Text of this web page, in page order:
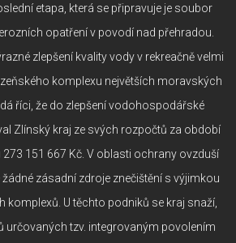
etapa, která se připravuje je soubor
opatření v povodí nad přehradou.
zlepšení kvality vody v rekreačně velmi
komplexu největších moravských
říci, že do zlepšení vodohospodářské
Zlínský kraj ze svých rozpočtů za období
151 667 Kč. V oblasti ochrany ovzduší
zásadní zdroje znečištění s výjimkou
komplexů. U těchto podniků se kraj snaží,
určovaných tzv. integrovaným povolením